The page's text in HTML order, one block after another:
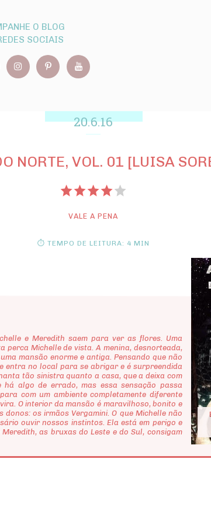
O BLOG
SOCIAIS
20.6.16
NORTE, VOL. 01 [LUISA
VALE A PENA
⏱ TEMPO DE LEITURA: 4 MIN
e Meredith saem para ver as flores. Uma
perca Michelle de vista. A menina, desnorteada,
mansão enorme e antiga. Pensando que não
entra no local para se abrigar e é surpreendida
tão sinistra quanto a casa, que a deixa com
há algo de errado, mas essa sensação passa
com um ambiente completamente diferente
O interior da mansão é maravilhoso, bonito e
donos: os irmãos Vergamini. O que Michelle não
ouvir nossos instintos. Ela está em perigo e
as bruxas do Leste e do Sul, consigam